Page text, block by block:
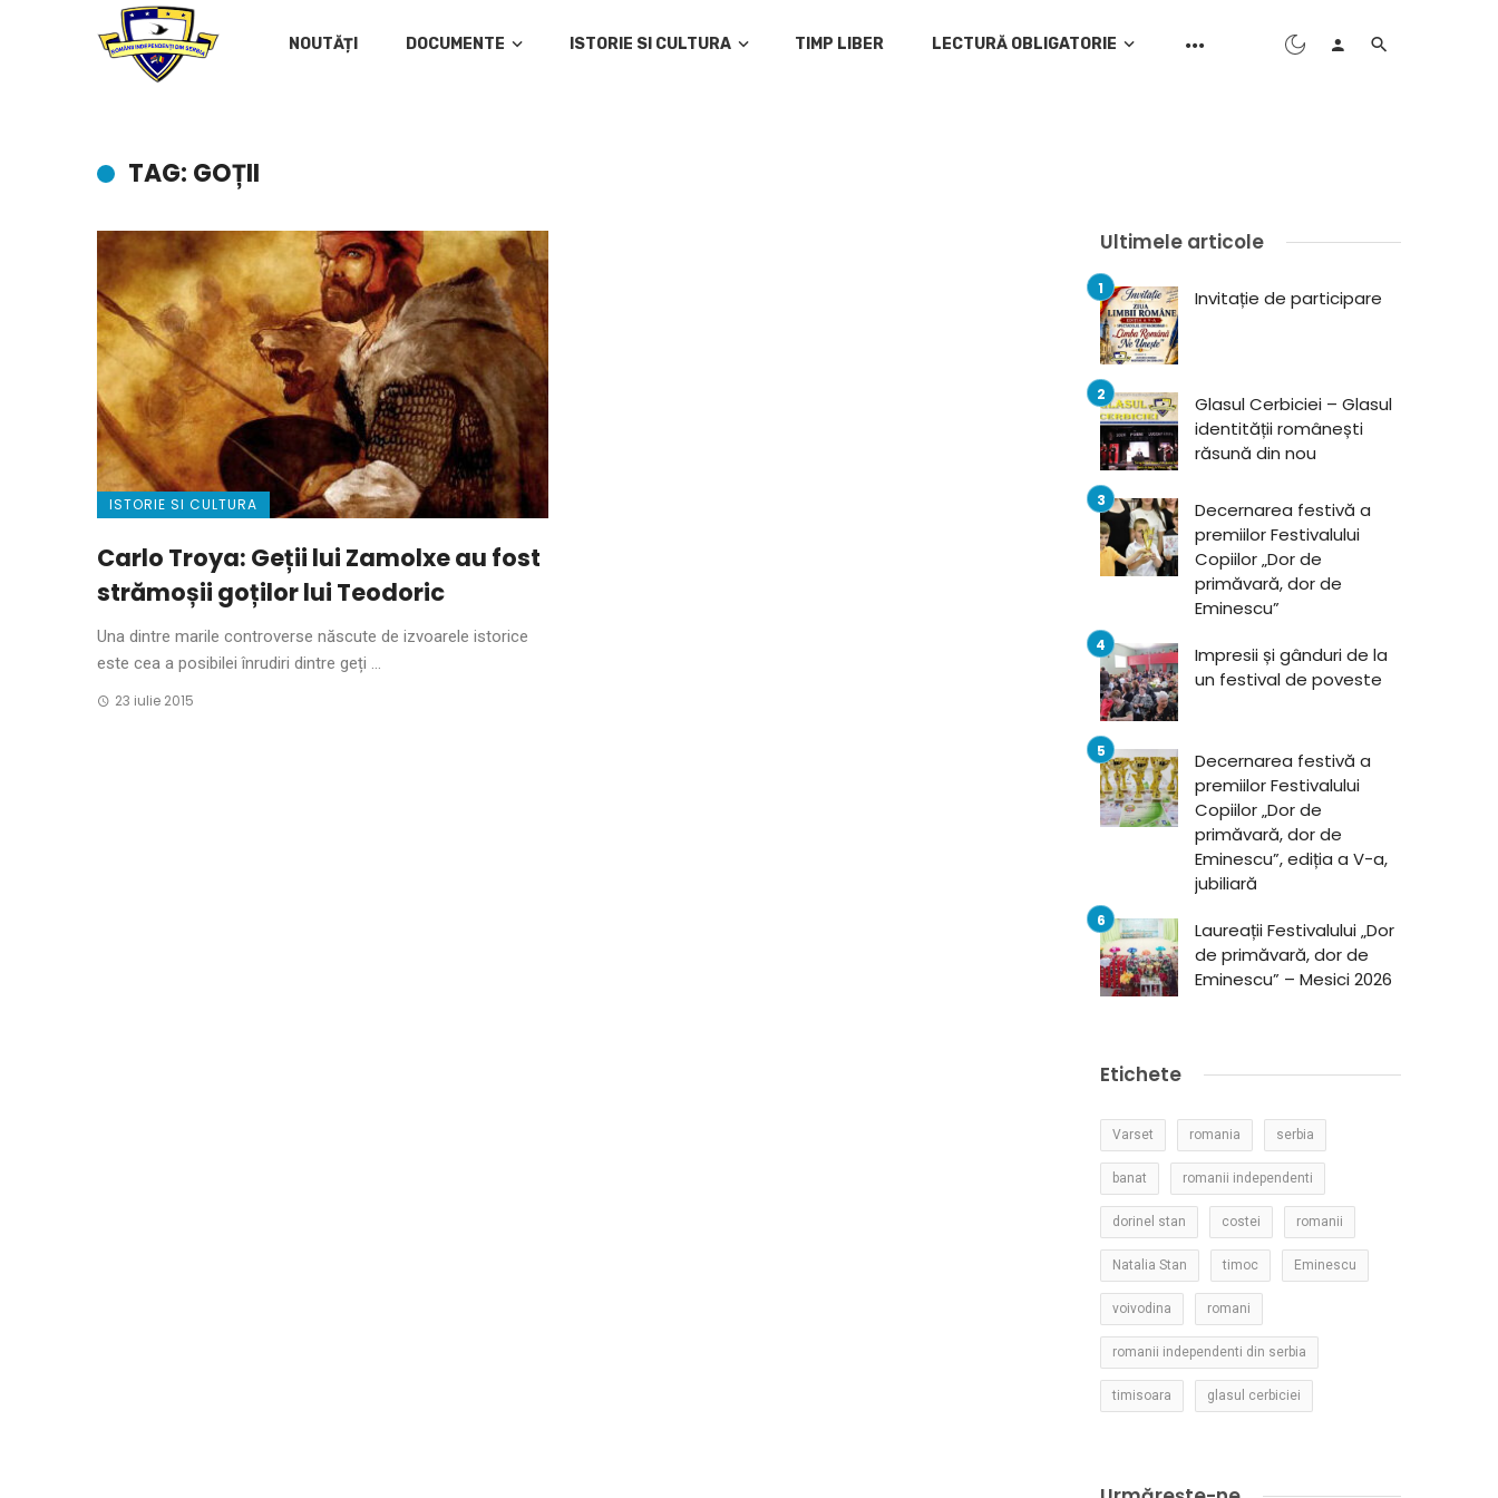
NOUTĂȚI DOCUMENTE ISTORIE SI CULTURA TIMP LIBER LECTURĂ OBLIGATORIE
TAG: GOȚII
ISTORIE SI CULTURA
Carlo Troya: Geții lui Zamolxe au fost
strămoșii goților lui Teodoric
Una dintre marile controverse născute de izvoarele istorice
este cea a posibilei înrudiri dintre geți ...
23 iulie 2015
Ultimele articole
Invitație de participare
Glasul Cerbiciei – Glasul
identității românești
răsună din nou
Decernarea festivă a
premiilor Festivalului
Copiilor „Dor de
primăvară, dor de
Eminescu”
Impresii și gânduri de la
un festival de poveste
Decernarea festivă a
premiilor Festivalului
Copiilor „Dor de
primăvară, dor de
Eminescu”, ediția a V-a,
jubiliară
Laureații Festivalului „Dor
de primăvară, dor de
Eminescu” – Mesici 2026
Etichete
Varset romania serbia
banat romanii independenti
dorinel stan costei romanii
Natalia Stan timoc Eminescu
voivodina romani
romanii independenti din serbia
timisoara glasul cerbiciei